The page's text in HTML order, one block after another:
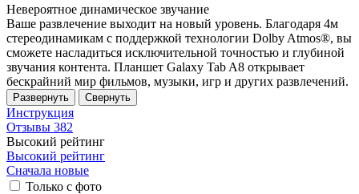
Невероятное динамическое звучание
Ваше развлечение выходит на новый уровень. Благодаря 4м
стереодинамикам с поддержкой технологии Dolby Atmos®, вы
сможете насладиться исключительной точностью и глубиной
звучания контента. Планшет Galaxy Tab A8 открывает
бескрайний мир фильмов, музыки, игр и других развлечений.
Развернуть Свернуть
Инструкция
Отзывы 382
Высокий рейтинг
Высокий рейтинг
Сначала новые
Только с фото